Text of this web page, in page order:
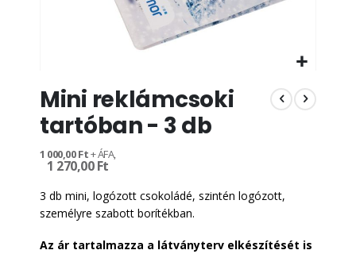
a
képgaléria
elejére
Mini reklámcsoki
tartóban - 3 db
1 270,00 Ft
1 000,00 Ft
3 db mini, logózott csokoládé, szintén logózott,
személyre szabott borítékban.
Az ár tartalmazza a látványterv elkészítését is